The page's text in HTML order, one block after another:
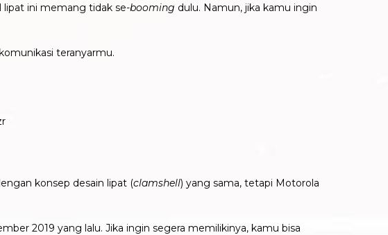
lipat ini memang tidak se-booming dulu. Namun, jika kamu ingin
teranyarmu.
konsep desain lipat (clamshell) yang sama, tetapi Motorola
2019 yang lalu. Jika ingin segera memilikinya, kamu bisa